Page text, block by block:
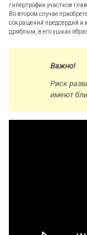
гипертрофии участков
Во втором случае
сокращений предсердий и
дряблым, в его ушках
Важно!
Риск
имеют